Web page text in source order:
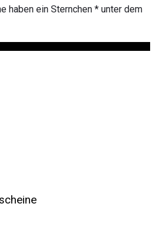
haben ein Sternchen * unter dem